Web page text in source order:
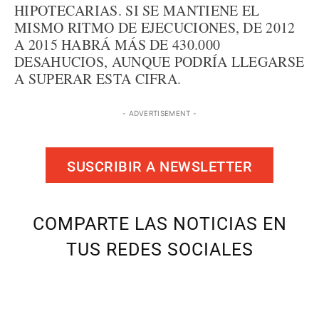
HIPOTECARIAS. SI SE MANTIENE EL
MISMO RITMO DE EJECUCIONES, DE 2012
A 2015 HABRÁ MÁS DE 430.000
DESAHUCIOS, AUNQUE PODRÍA LLEGARSE
A SUPERAR ESTA CIFRA.
- ADVERTISEMENT -
SUSCRIBIR A NEWSLETTER
COMPARTE LAS NOTICIAS EN
TUS REDES SOCIALES